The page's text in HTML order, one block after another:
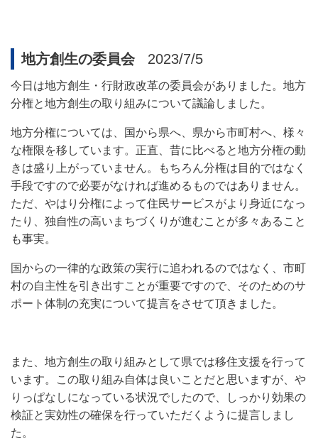
地方創生の委員会 2023/7/5
今日は地方創生・行財政改革の委員会がありました。地方
分権と地方創生の取り組みについて議論しました。
地方分権については、国から県へ、県から市町村へ、様々
な権限を移しています。正直、昔に比べると地方分権の動
きは盛り上がっていません。もちろん分権は目的ではなく
手段ですので必要がなければ進めるものではありません。
ただ、やはり分権によって住民サービスがより身近になっ
たり、独自性の高いまちづくりが進むことが多々あること
も事実。
国からの一律的な政策の実行に追われるのではなく、市町
村の自主性を引き出すことが重要ですので、そのためのサ
ポート体制の充実について提言をさせて頂きました。
また、地方創生の取り組みとして県では移住支援を行って
います。この取り組み自体は良いことだと思いますが、や
りっぱなしになっている状況でしたので、しっかり効果の
検証と実効性の確保を行っていただくように提言しまし
た。